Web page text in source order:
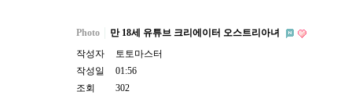
Photo
만 18세 유튜브 크리에이터 오스트리아녀
작성자
토토마스터
작성일
01:56
조회
302